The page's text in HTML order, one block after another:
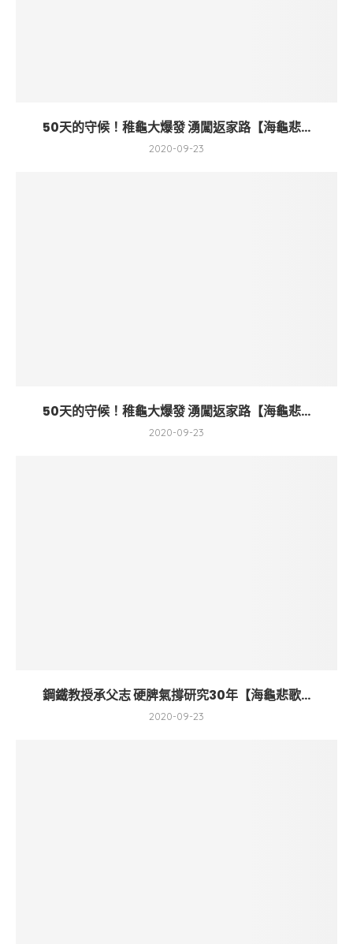
50天的守候！稚龜大爆發 湧闖返家路【海龜悲...
2020-09-23
50天的守候！稚龜大爆發 湧闖返家路【海龜悲...
2020-09-23
鋼鐵教授承父志 硬脾氣撐研究30年【海龜悲歌...
2020-09-23